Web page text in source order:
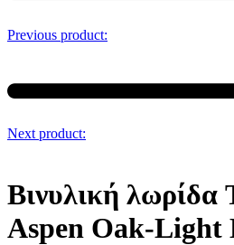
Previous product:
Next product:
Βινυλική λωρίδα
Aspen Oak-Light